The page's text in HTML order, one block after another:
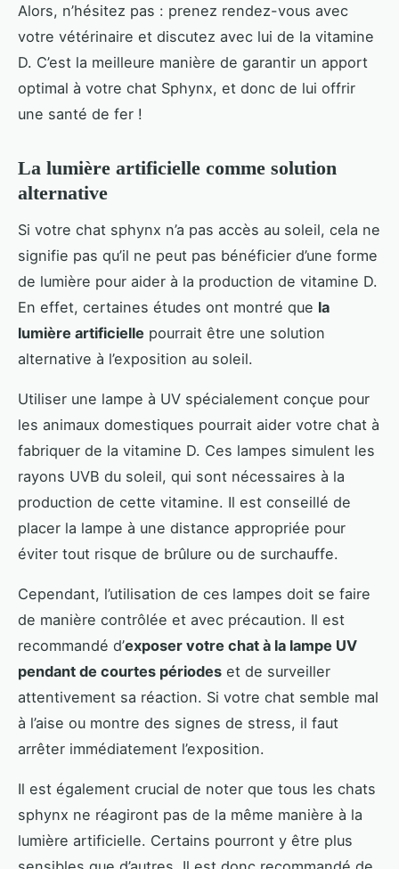
Alors, n’hésitez pas : prenez rendez-vous avec
votre vétérinaire et discutez avec lui de la vitamine
D. C’est la meilleure manière de garantir un apport
optimal à votre chat Sphynx, et donc de lui offrir
une santé de fer !
La lumière artificielle comme solution
alternative
Si votre chat sphynx n’a pas accès au soleil, cela ne
signifie pas qu’il ne peut pas bénéficier d’une forme
de lumière pour aider à la production de vitamine D.
En effet, certaines études ont montré que la
lumière artificielle pourrait être une solution
alternative à l’exposition au soleil.
Utiliser une lampe à UV spécialement conçue pour
les animaux domestiques pourrait aider votre chat à
fabriquer de la vitamine D. Ces lampes simulent les
rayons UVB du soleil, qui sont nécessaires à la
production de cette vitamine. Il est conseillé de
placer la lampe à une distance appropriée pour
éviter tout risque de brûlure ou de surchauffe.
Cependant, l’utilisation de ces lampes doit se faire
de manière contrôlée et avec précaution. Il est
recommandé d’exposer votre chat à la lampe UV
pendant de courtes périodes et de surveiller
attentivement sa réaction. Si votre chat semble mal
à l’aise ou montre des signes de stress, il faut
arrêter immédiatement l’exposition.
Il est également crucial de noter que tous les chats
sphynx ne réagiront pas de la même manière à la
lumière artificielle. Certains pourront y être plus